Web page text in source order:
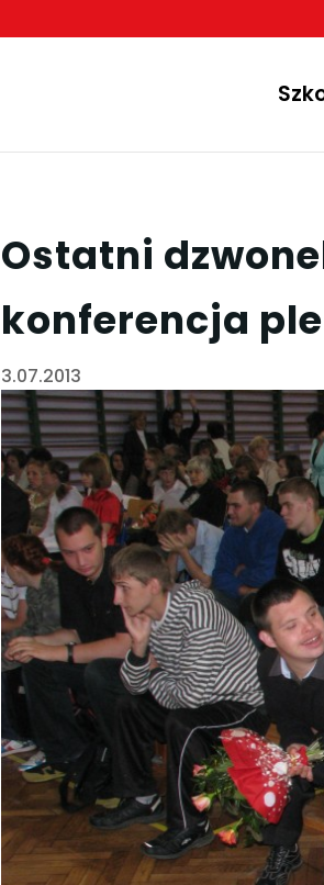
Ostatni
konferencja
3.07.2013